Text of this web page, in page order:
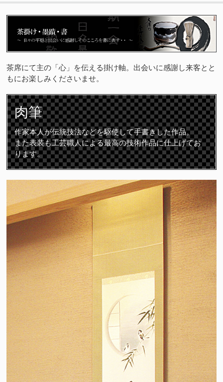
茶席にて主の「心」を伝える掛け軸。出会いに感謝し来客とと
もにお楽しみくださいませ。
肉筆
作家本人が伝統技法などを駆使して手書きした作品。
また表装も工芸職人による最高の技術作品に仕上げてお
ります。